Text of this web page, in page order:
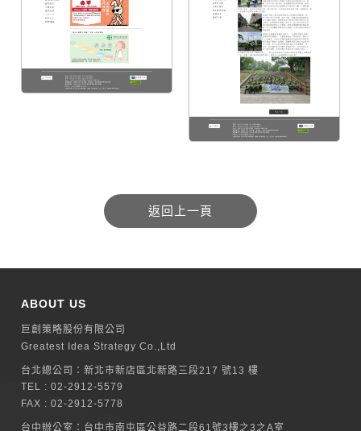
ABOUT US
巨創策略股份有限公司
Greatest Idea Strategy Co.,Ltd
台北總公司：新北巿新店區北新路三段217 號13 樓
TEL :02-2912-5579
FAX : 02-2912-5778
台中辦公室： 台中市南屯區公益路二段61號3樓之3之A室